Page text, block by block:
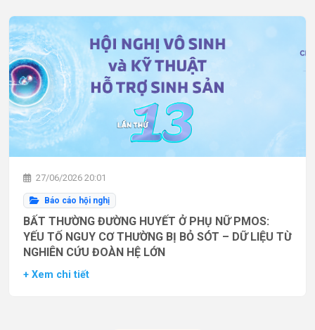
27/06/2026 20:01
Báo cáo hội nghị
BẤT THƯỜNG ĐƯỜNG HUYẾT Ở PHỤ NỮ PMOS:
YẾU TỐ NGUY CƠ THƯỜNG BỊ BỎ SÓT – DỮ LIỆU TỪ
NGHIÊN CỨU ĐOÀN HỆ LỚN
+ Xem chi tiết